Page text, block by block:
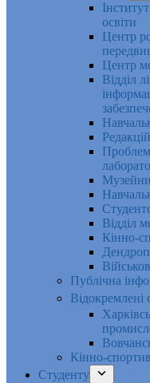
освіти
Центр
Центр
Відділ
Відділ
Кінно-
Публічна
Відокремлені
Кінно-
Студенту